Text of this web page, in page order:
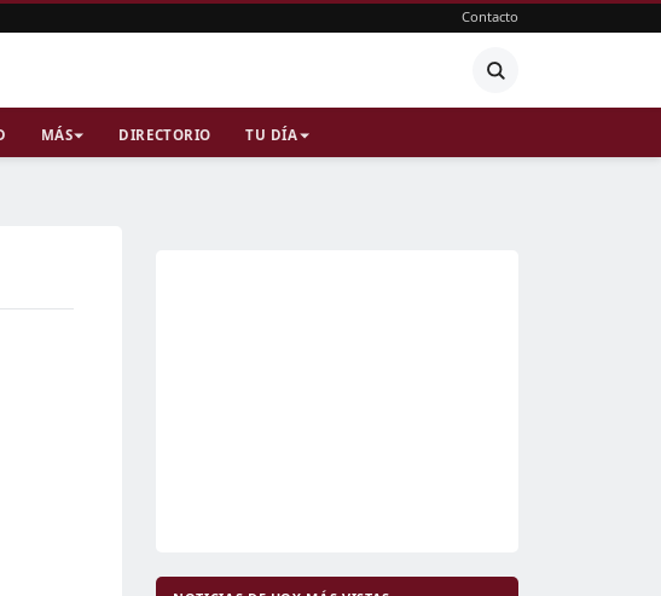
Contacto
MÁS DIRECTORIO TU DÍA